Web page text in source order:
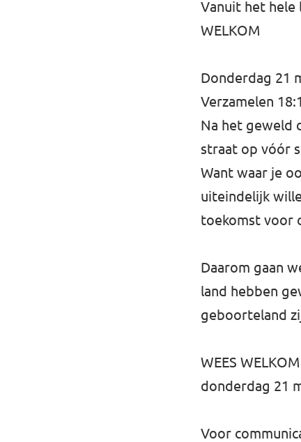
Vanuit het hele
WELKOM
Donderdag 21
Verzamelen
Na het geweld
straat op vóór
Want waar je
uiteindelijk
toekomst voor
Daarom gaan
land hebben
geboorteland
WEES WELKOM
donderdag 21
Voor